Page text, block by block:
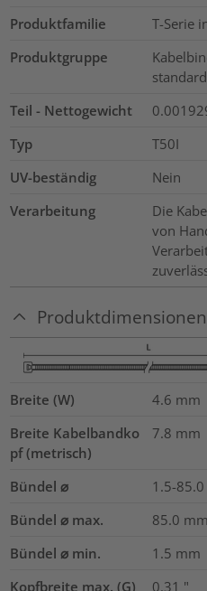
Produktfamilie
T-Serie
Produktgruppe
standard
Teil - Nettogewicht
Typ
T50I
UV-beständig
Nein
Verarbeitung
Die
von
Produktdimensionen
Breite (W) 4.6 mm
Breite Kabelbandko
pf (metrisch)
7.8 mm
Bündel ⌀ 1.5-85.0
Bündel ⌀ max.
85.0 mm
Bündel ⌀ min.
1.5 mm
Kopfbreite max. (G)
0.31 "